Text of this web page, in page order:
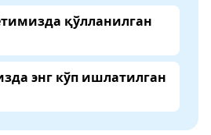
қўлланилган
энг кўп ишлатилган